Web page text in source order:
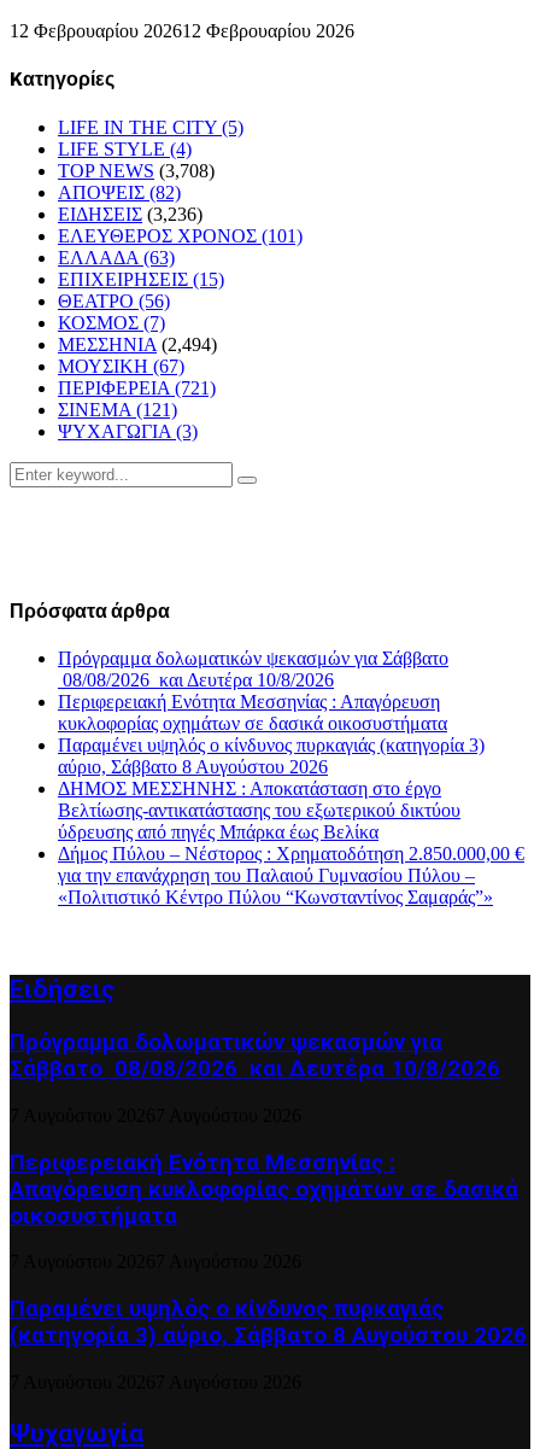
12 Φεβρουαρίου 202612 Φεβρουαρίου 2026
Kατηγορίες
LIFE IN THE CITY (5)
LIFE STYLE (4)
TOP NEWS (3,708)
ΑΠΟΨΕΙΣ (82)
ΕΙΔΗΣΕΙΣ (3,236)
ΕΛΕΥΘΕΡΟΣ ΧΡΟΝΟΣ (101)
ΕΛΛΑΔΑ (63)
ΕΠΙΧΕΙΡΗΣΕΙΣ (15)
ΘΕΑΤΡΟ (56)
ΚΟΣΜΟΣ (7)
ΜΕΣΣΗΝΙΑ (2,494)
ΜΟΥΣΙΚΗ (67)
ΠΕΡΙΦΕΡΕΙΑ (721)
ΣΙΝΕΜΑ (121)
ΨΥΧΑΓΩΓΙΑ (3)
Search
for:
Search
Πρόσφατα άρθρα
Πρόγραμμα δολωματικών ψεκασμών για Σάββατο
08/08/2026 και Δευτέρα 10/8/2026
Περιφερειακή Ενότητα Μεσσηνίας : Απαγόρευση
κυκλοφορίας οχημάτων σε δασικά οικοσυστήματα
Παραμένει υψηλός ο κίνδυνος πυρκαγιάς (κατηγορία 3)
αύριο, Σάββατο 8 Αυγούστου 2026
ΔΗΜΟΣ ΜΕΣΣΗΝΗΣ : Αποκατάσταση στο έργο
Βελτίωσης-αντικατάστασης του εξωτερικού δικτύου
ύδρευσης από πηγές Μπάρκα έως Βελίκα
Δήμος Πύλου – Νέστορος : Χρηματοδότηση 2.850.000,00 €
για την επανάχρηση του Παλαιού Γυμνασίου Πύλου –
«Πολιτιστικό Κέντρο Πύλου “Κωνσταντίνος Σαμαράς”»
Ειδήσεις
Πρόγραμμα δολωματικών ψεκασμών για
Σάββατο 08/08/2026 και Δευτέρα 10/8/2026
Περιφερειακή Ενότητα Μεσσηνίας :
Απαγόρευση κυκλοφορίας οχημάτων σε δασικά
οικοσυστήματα
Παραμένει υψηλός ο κίνδυνος πυρκαγιάς
(κατηγορία 3) αύριο, Σάββατο 8 Αυγούστου 2026
Ψυχαγωγία